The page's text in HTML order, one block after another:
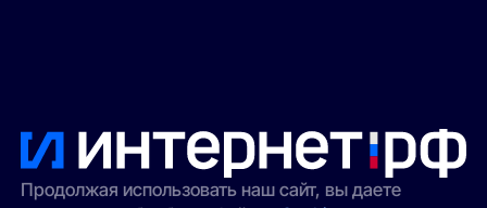
Продолжая использовать наш сайт, вы даете